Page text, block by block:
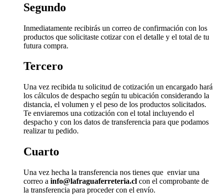
Segundo
Inmediatamente recibirás un correo de confirmación con los
productos que solicitaste cotizar con el detalle y el total de tu
futura compra.
Tercero
Una vez recibida tu solicitud de cotización un encargado hará
los cálculos de despacho según tu ubicación considerando la
distancia, el volumen y el peso de los productos solicitados.
Te enviaremos una cotización con el total incluyendo el
despacho y con los datos de transferencia para que podamos
realizar tu pedido.
Cuarto
Una vez hecha la transferencia nos tienes que enviar una
correo a info@lafraguaferreteria.cl con el comprobante de
la transferencia para proceder con el envío.